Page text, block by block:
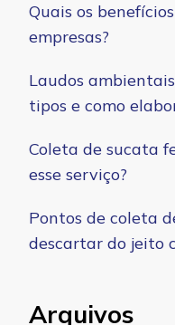
Quais os
empresas?
Laudos
tipos e como
Coleta de sucata
esse serviço?
Pontos de coleta
descartar do jeito
Arquivos